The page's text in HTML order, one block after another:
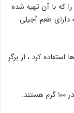
که با آن تهیه شده
طعم آجیلی
کرد ، از برگر